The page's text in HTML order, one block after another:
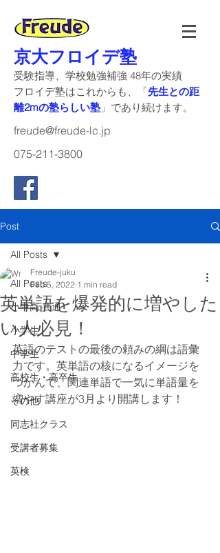
京大フロイデ塾
受験指導、学校勉強補強 48年の実績
​フロイデ塾はこれからも、「先生との距
離2mの塾らしい塾 」であり続けます。
freude@freude-lc.jp
075-211-3800
Post
All Posts
小中高 共通
小学生
中学生
高校生・高卒生
その他
同志社クラス
受講者募集
英検
All Posts
英単語を爆発的に増やした
い人必見！
Freude-juku
Feb 5, 2022 1 min read
英語のテストの最後の頼みの綱は語彙
力です。英単語の核になるイメージを
つかんで、関連単語で一気に単語量を
増やす講座が3月より開講します！